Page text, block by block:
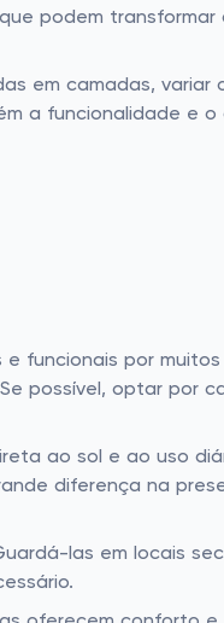
podem
em camadas, variar
a funcionalidade e o
funcionais por muitos
possível, optar por
ao sol e ao uso
diferença na
las em locais